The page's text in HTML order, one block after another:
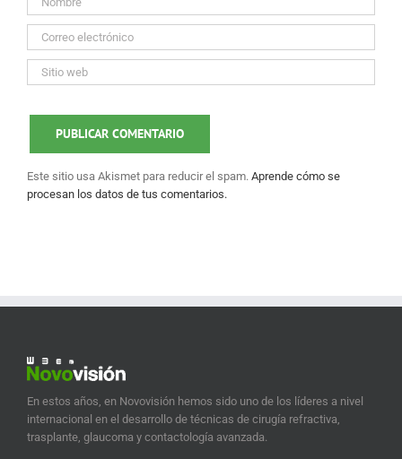
Este sitio usa Akismet para reducir el spam. Aprende cómo se
procesan los datos de tus comentarios.
En estos años, en Novovisión hemos sido uno de los líderes a nivel
internacional en el desarrollo de técnicas de cirugía refractiva,
trasplante, glaucoma y contactología avanzada.